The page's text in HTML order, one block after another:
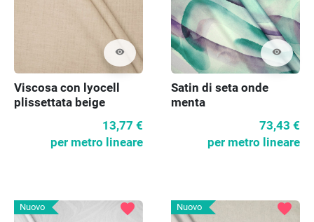
visibility
Viscosa con lyocell
plissettata beige
13,77 €
per metro lineare
visibility
Satin di seta onde
menta
73,43 €
per metro lineare
Nuovo favorite Nuovo favorite